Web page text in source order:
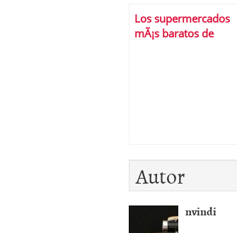
Â¿consolidada?
Los supermercados
mÃ¡s baratos de
Autor
nvindi